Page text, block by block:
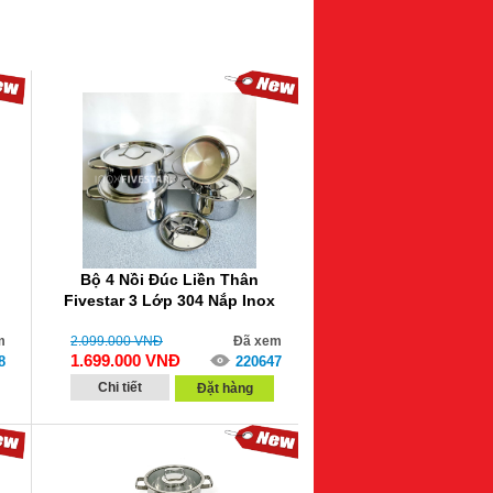
Bộ 4 Nồi Đúc Liền Thân
Fivestar 3 Lớp 304 Nắp Inox
2.099.000VNĐ
1.699.000 VNĐ
Đã xem
220647
Chi tiết Đặt hàng